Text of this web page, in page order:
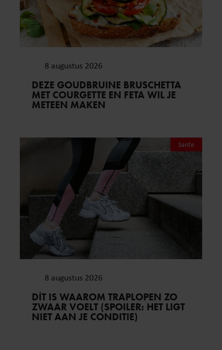
8 augustus 2026
DEZE GOUDBRUINE BRUSCHETTA
MET COURGETTE EN FETA WIL JE
METEEN MAKEN
Sante
8 augustus 2026
DÍT IS WAAROM TRAPLOPEN ZO
ZWAAR VOELT (SPOILER: HET LIGT
NIET AAN JE CONDITIE)